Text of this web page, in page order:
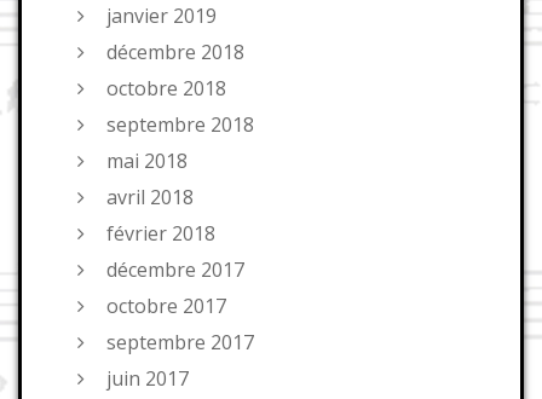
janvier 2019
décembre 2018
octobre 2018
septembre 2018
mai 2018
avril 2018
février 2018
décembre 2017
octobre 2017
septembre 2017
juin 2017